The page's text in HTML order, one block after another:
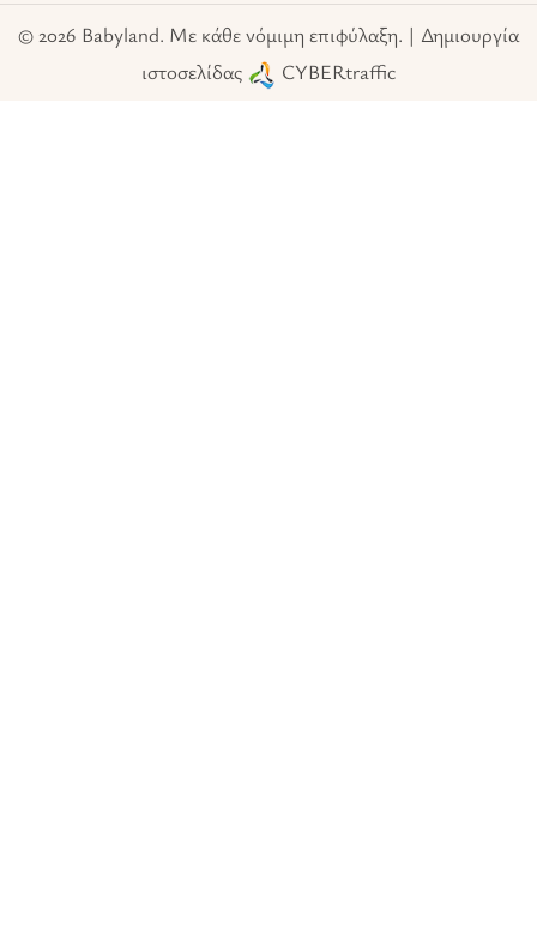
© 2026 Babyland. Με κάθε νόμιμη επιφύλαξη. | Δημιουργία
ιστοσελίδας
CYBERtraffic